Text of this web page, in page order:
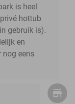
is heel
hottub
gebruik is).
en
nog eens